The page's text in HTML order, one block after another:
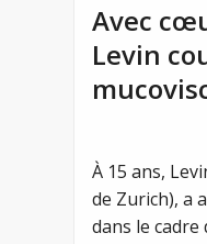
Avec
Levin
À 15 ans,
de Zurich), a
dans le cadre